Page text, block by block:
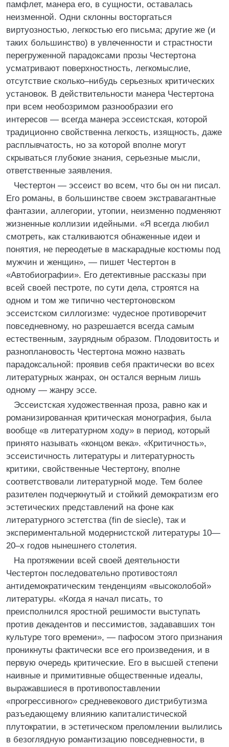
памфлет, манера его, в сущности, оставалась
неизменной. Одни склонны восторгаться
виртуозностью, легкостью его письма; другие же (и
таких большинство) в увлеченности и страстности
перегруженной парадоксами прозы Честертона
усматривают поверхностность, легкомыслие,
отсутствие сколько–нибудь серьезных критических
установок. В действительности манера Честертона
при всем необозримом разнообразии его
интересов — всегда манера эссеистская, которой
традиционно свойственна легкость, изящность, даже
расплывчатость, но за которой вполне могут
скрываться глубокие знания, серьезные мысли,
ответственные заявления.
Честертон — эссеист во всем, что бы он ни писал.
Его романы, в большинстве своем экстравагантные
фантазии, аллегории, утопии, неизменно подменяют
жизненные коллизии идейными. «Я всегда любил
смотреть, как сталкиваются обнаженные идеи и
понятия, не переодетые в маскарадные костюмы под
мужчин и женщин», — пишет Честертон в
«Автобиографии». Его детективные рассказы при
всей своей пестроте, по сути дела, строятся на
одном и том же типично честертоновском
эссеистском силлогизме: чудесное противоречит
повседневному, но разрешается всегда самым
естественным, заурядным образом. Плодовитость и
разноплановость Честертона можно назвать
парадоксальной: проявив себя практически во всех
литературных жанрах, он остался верным лишь
одному — жанру эссе.
Эссеистская художественная проза, равно как и
романизированная критическая монография, была
вообще «в литературном ходу» в период, который
принято называть «концом века». «Критичность»,
эссеистичность литературы и литературность
критики, свойственные Честертону, вполне
соответствовали литературной моде. Тем более
разителен подчеркнутый и стойкий демократизм его
эстетических представлений на фоне как
литературного эстетства (fin de siecle), так и
экспериментальной модернистской литературы 10—
20–х годов нынешнего столетия.
На протяжении всей своей деятельности
Честертон последовательно противостоял
антидемократическим тенденциям «высоколобой»
литературы. «Когда я начал писать, то
преисполнился яростной решимости выступать
против декадентов и пессимистов, задававших тон
культуре того времени», — пафосом этого признания
проникнуты фактически все его произведения, и в
первую очередь критические. Его в высшей степени
наивные и примитивные общественные идеалы,
выражавшиеся в противопоставлении
«прогрессивного» средневекового дистрибутизма
разъедающему влиянию капиталистической
плутократии, в эстетическом преломлении вылились
в безоглядную романтизацию повседневности, в